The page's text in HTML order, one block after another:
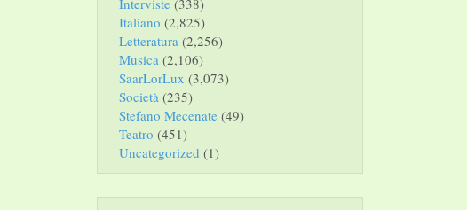
Interviste (338)
Italiano (2,825)
Letteratura (2,256)
Musica (2,106)
SaarLorLux (3,073)
Società (235)
Stefano Mecenate (49)
Teatro (451)
Uncategorized (1)